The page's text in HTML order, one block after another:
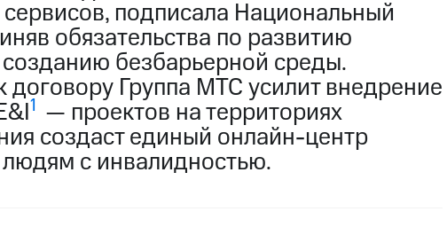
подписала Национальный
обязательства по развитию
безбарьерной среды.
Группа МТС усилит внедрение
1 — проектов на территориях
создаст единый онлайн-центр
с инвалидностью.